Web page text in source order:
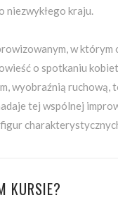
niezwykłego kraju.
w
o spotkaniu
wyobraźnią
tej wspólnej
KURSIE?